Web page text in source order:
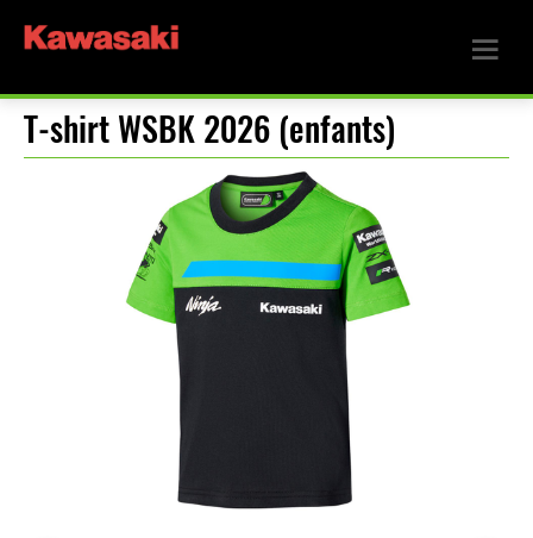
T-shirt WSBK 2026 (enfants)